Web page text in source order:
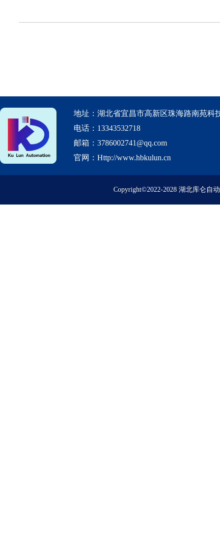
地址：湖北省宜昌市高新区珠海路南苑科
电话：13343532718
邮箱：3786002741@qq.com
官网：Http://www.hbkulun.cn
Copyright©2022-2028 湖北库仑自